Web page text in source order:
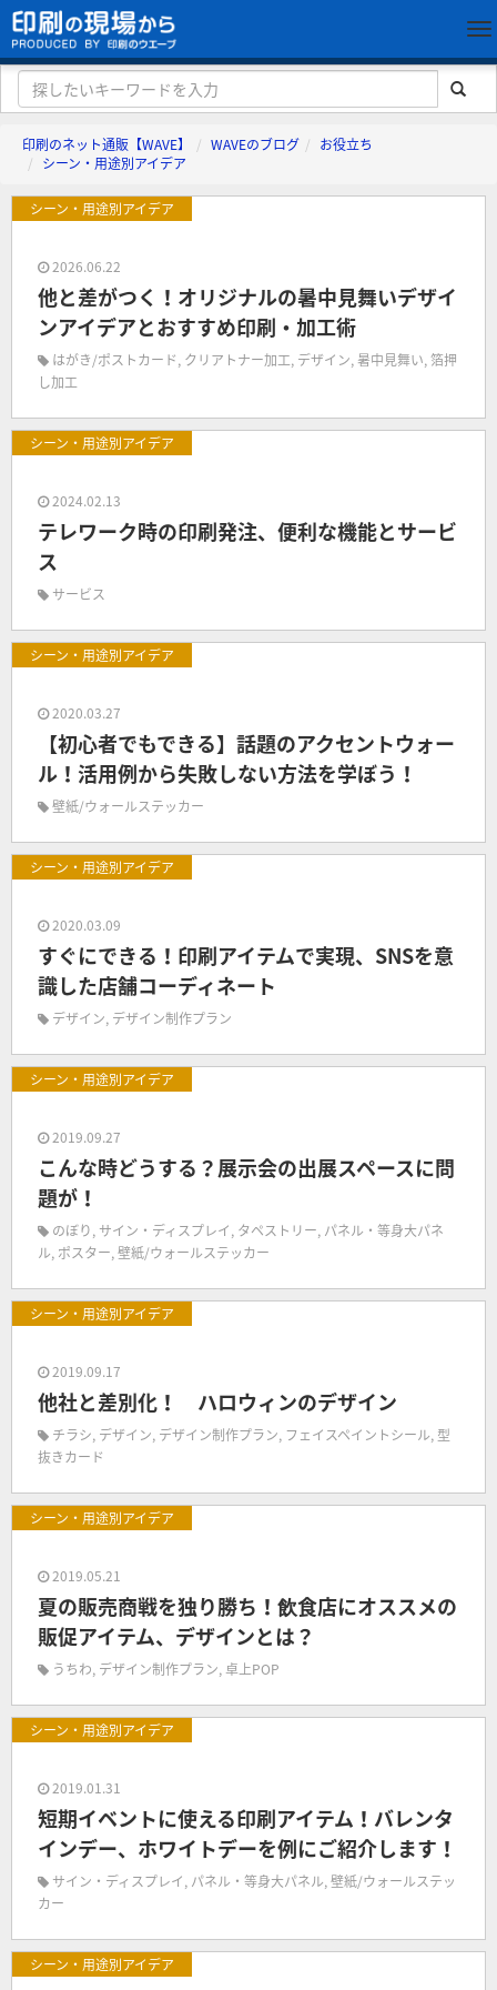
印刷のネット通販【WAVE】 WAVEのブログ
お役立ち
シーン・用途別アイデア
シーン・用途別アイデア
2026.06.22
他と差がつく！オリジナルの暑中見舞いデザイ
ンアイデアとおすすめ印刷・加工術
はがき/ポストカード, クリアトナー加工, デザイン, 暑中見舞い,箔押
し加工
シーン・用途別アイデア
2024.02.13
テレワーク時の印刷発注、便利な機能とサービ
ス
サービス
シーン・用途別アイデア
2020.03.27
【初心者でもできる】話題のアクセントウォー
ル！活用例から失敗しない方法を学ぼう！
壁紙/ウォールステッカー
シーン・用途別アイデア
2020.03.09
すぐにできる！印刷アイテムで実現、SNSを意
識した店舗コーディネート
デザイン, デザイン制作プラン
シーン・用途別アイデア
2019.09.27
こんな時どうする？展示会の出展スペースに問
題が！
のぼり, サイン・ディスプレイ, タペストリー, パネル・等身大パネ
ル, ポスター,壁紙/ウォールステッカー
シーン・用途別アイデア
2019.09.17
他社と差別化！ ハロウィンのデザイン
チラシ, デザイン, デザイン制作プラン, フェイスペイントシール, 型
抜きカード
シーン・用途別アイデア
2019.05.21
夏の販売商戦を独り勝ち！飲食店にオススメの
販促アイテム、デザインとは？
うちわ, デザイン制作プラン,卓上POP
シーン・用途別アイデア
2019.01.31
短期イベントに使える印刷アイテム！バレンタ
インデー、ホワイトデーを例にご紹介します！
サイン・ディスプレイ, パネル・等身大パネル,壁紙/ウォールステッ
カー
シーン・用途別アイデア